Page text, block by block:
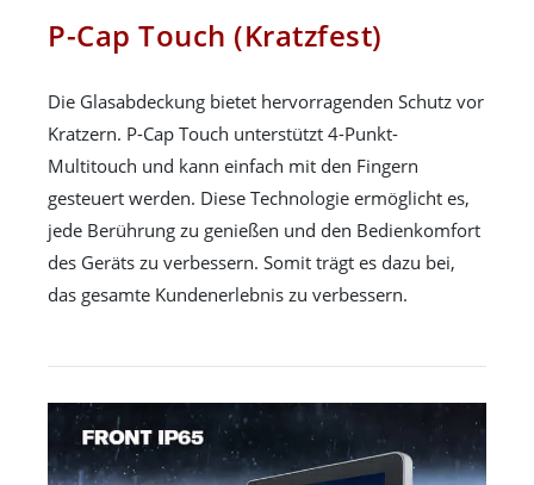
P-Cap Touch (Kratzfest)
Die Glasabdeckung bietet hervorragenden Schutz vor
Kratzern. P-Cap Touch unterstützt 4-Punkt-
Multitouch und kann einfach mit den Fingern
gesteuert werden. Diese Technologie ermöglicht es,
jede Berührung zu genießen und den Bedienkomfort
des Geräts zu verbessern. Somit trägt es dazu bei,
das gesamte Kundenerlebnis zu verbessern.